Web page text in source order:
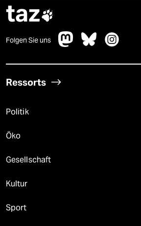
taz
Folgen Sie uns
Ressorts
Politik
Öko
Gesellschaft
Kultur
Sport